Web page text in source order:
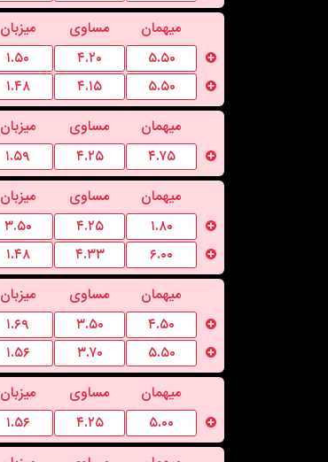
میزبان مساوی
میهمان
۱.۵۰ ۴.۲۰
۵.۵۰
۱.۴۸ ۴.۱۵
۵.۵۰
میزبان مساوی
میهمان
۱.۵۹ ۴.۲۵
۴.۷۵
میزبان مساوی
میهمان
۳.۵۰ ۴.۲۵
۱.۸۰
۱.۴۸ ۴.۳۳
۶.۰۰
میزبان مساوی
میهمان
۱.۶۹ ۳.۵۰
۴.۵۰
۱.۵۶ ۳.۷۰
۵.۵۰
میزبان مساوی
میهمان
۱.۵۶ ۴.۲۵
۵.۰۰